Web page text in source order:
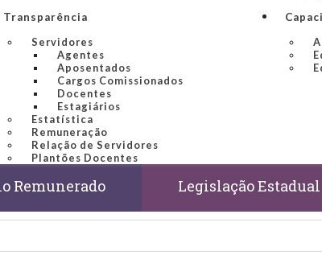
Transparência
Servidores
Agentes
Aposentados
Cargos Comissionados
Docentes
Estagiários
Estatística
Remuneração
Relação de Servidores
Plantões Docentes
Remunerado Legislação Estadual